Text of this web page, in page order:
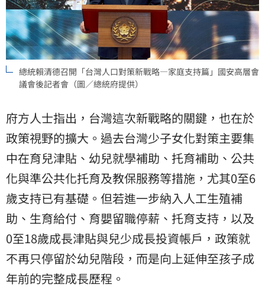
總統賴清德召開「台灣人口對策新戰略—家庭支持篇」國安高層會
議會後記者會（圖／總統府提供）
府方人士指出，台灣這次新戰略的關鍵，也在於
政策視野的擴大。過去台灣少子女化對策主要集
中在育兒津貼、幼兒就學補助、托育補助、公共
化與準公共化托育及教保服務等措施，尤其0至6
歲支持已有基礎。但若進一步納入人工生殖補
助、生育給付、育嬰留職停薪、托育支持，以及
0至18歲成長津貼與兒少成長投資帳戶，政策就
不再只停留於幼兒階段，而是向上延伸至孩子成
年前的完整成長歷程。